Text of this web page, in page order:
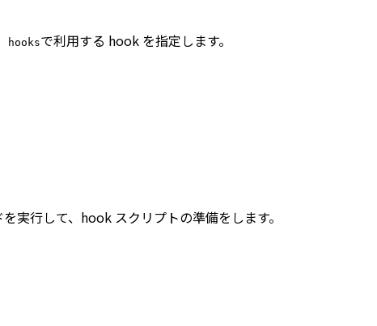
hooksで利用する hook を指定します。
実行して、hook スクリプトの準備をします。